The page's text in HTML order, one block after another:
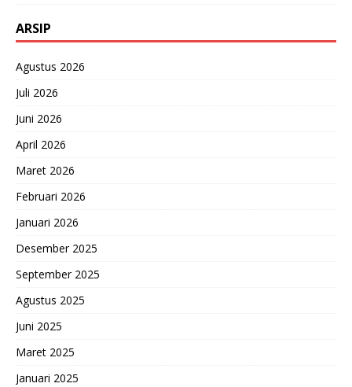
ARSIP
Agustus 2026
Juli 2026
Juni 2026
April 2026
Maret 2026
Februari 2026
Januari 2026
Desember 2025
September 2025
Agustus 2025
Juni 2025
Maret 2025
Januari 2025